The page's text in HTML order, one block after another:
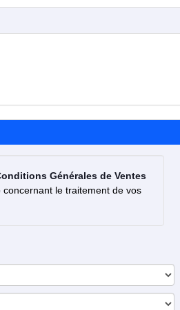
Générales de Ventes
concernant le traitement de vos